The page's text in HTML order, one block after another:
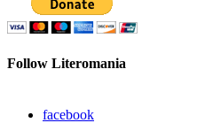
Follow Literomania
facebook